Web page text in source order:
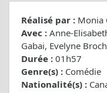
Réalisé par : Monia
Avec : Anne-
Gabai, Evelyne
Durée : 01h57
Genre(s) : Comédie
Nationalité(s) :